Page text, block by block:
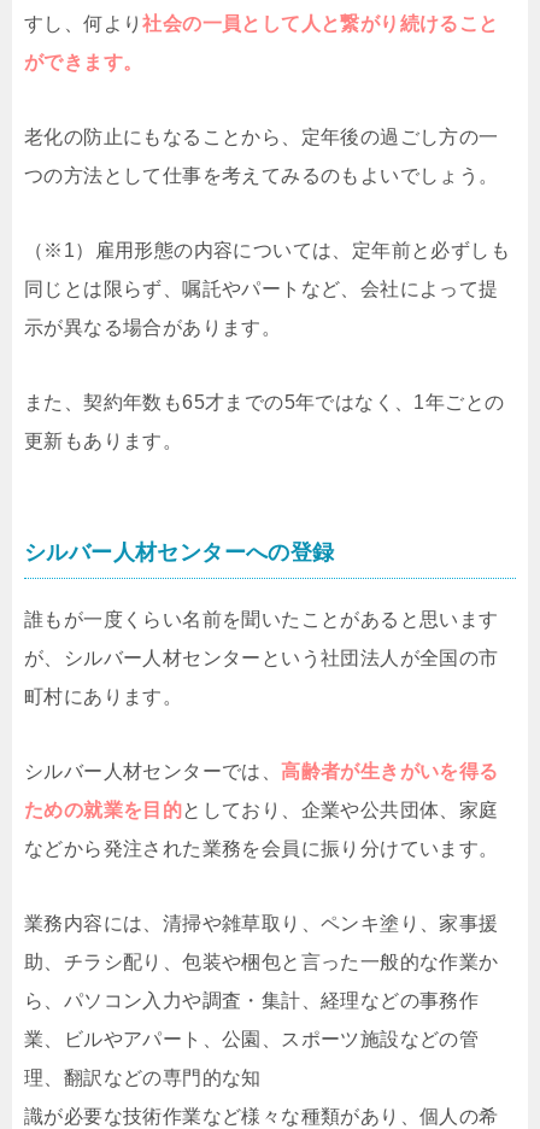
すし、何より社会の一員として人と繋がり続けること
ができます。
老化の防止にもなることから、定年後の過ごし方の一
つの方法として仕事を考えてみるのもよいでしょう。
（※1）雇用形態の内容については、定年前と必ずしも
同じとは限らず、嘱託やパートなど、会社によって提
示が異なる場合があります。
また、契約年数も65才までの5年ではなく、1年ごとの
更新もあります。
シルバー人材センターへの登録
誰もが一度くらい名前を聞いたことがあると思います
が、シルバー人材センターという社団法人が全国の市
町村にあります。
シルバー人材センターでは、高齢者が生きがいを得る
ための就業を目的としており、企業や公共団体、家庭
などから発注された業務を会員に振り分けています。
業務内容には、清掃や雑草取り、ペンキ塗り、家事援
助、チラシ配り、包装や梱包と言った一般的な作業か
ら、パソコン入力や調査・集計、経理などの事務作
業、ビルやアパート、公園、スポーツ施設などの管
理、翻訳などの専門的な知
識が必要な技術作業など様々な種類があり、個人の希